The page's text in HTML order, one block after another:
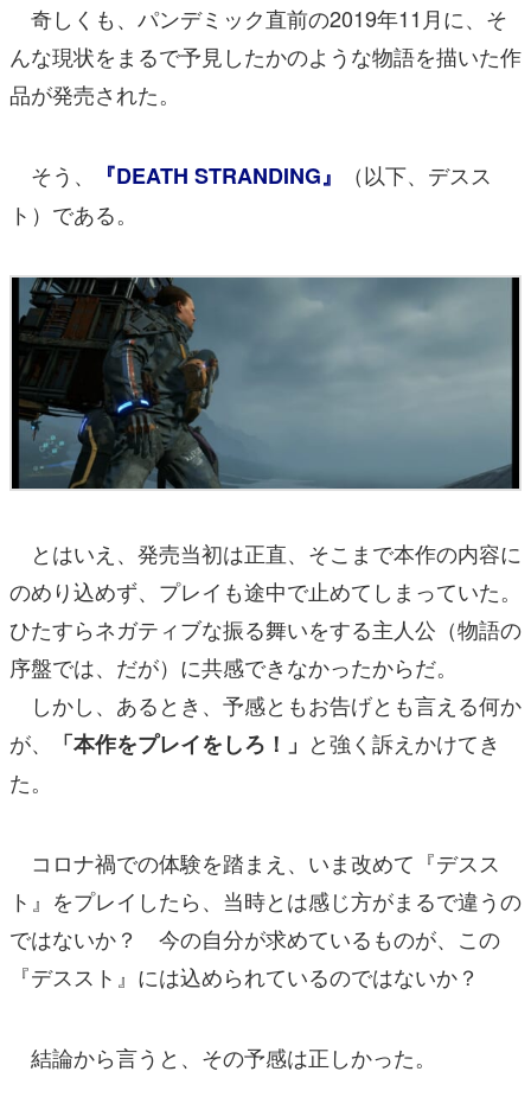
奇しくも、パンデミック直前の2019年11月に、そ
んな現状をまるで予見したかのような物語を描いた作
品が発売された。
そう、 『DEATH STRANDING』
（以下、デスス
ト）である。
とはいえ、発売当初は正直、そこまで本作の内容に
のめり込めず、プレイも途中で止めてしまっていた。
ひたすらネガティブな振る舞いをする主人公（物語の
序盤では、だが）に共感できなかったからだ。
しかし、あるとき、予感ともお告げとも言える何か
が、
「本作をプレイをしろ！」 と強く訴えかけてき
た。
コロナ禍での体験を踏まえ、いま改めて『デスス
ト』をプレイしたら、当時とは感じ方がまるで違うの
ではないか？ 今の自分が求めているものが、この
『デススト』には込められているのではないか？
結論から言うと、その予感は正しかった。